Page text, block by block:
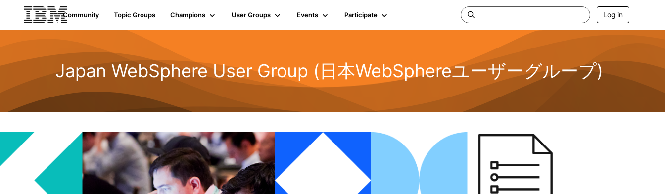
Community Topic Groups Champions User Groups Events Participate Log in
Japan WebSphere User Group (日本WebSphereユーザーグループ)